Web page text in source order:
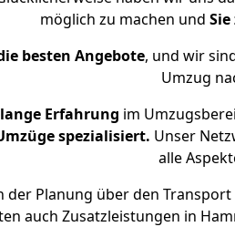
möglich zu machen und
besten Angebote, und wir
Umzug
Erfahrung im
spezialisiert. Unser
alle
der Planung über den
auch Zusatzleistungen in